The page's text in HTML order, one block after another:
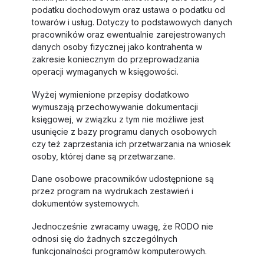
podatku dochodowym oraz ustawa o podatku od
towarów i usług. Dotyczy to podstawowych danych
pracowników oraz ewentualnie zarejestrowanych
danych osoby fizycznej jako kontrahenta w
zakresie koniecznym do przeprowadzania
operacji wymaganych w księgowości.
Wyżej wymienione przepisy dodatkowo
wymuszają przechowywanie dokumentacji
księgowej, w związku z tym nie możliwe jest
usunięcie z bazy programu danych osobowych
czy też zaprzestania ich przetwarzania na wniosek
osoby, której dane są przetwarzane.
Dane osobowe pracowników udostępnione są
przez program na wydrukach zestawień i
dokumentów systemowych.
Jednocześnie zwracamy uwagę, że RODO nie
odnosi się do żadnych szczególnych
funkcjonalności programów komputerowych.